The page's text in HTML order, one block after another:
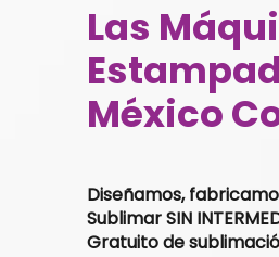
Las
México
Diseñamos,
Sublimar SIN
Gratuito de